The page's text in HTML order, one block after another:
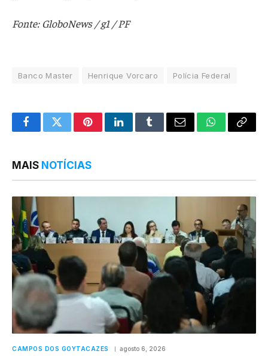
Fonte: GloboNews / g1 / PF
Banco Master Henrique Vorcaro Polícia Federal
FacebookTwitterPinterestLinkedInTumblrEmail WhatsApp
Copy
MAIS NOTÍCIAS
CAMPOS DOS GOYTACAZES agosto 6, 2026